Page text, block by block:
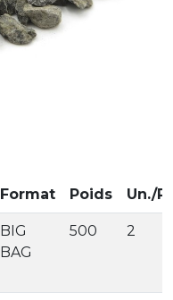
Format Poids Un./
BIG
BAG
500 2